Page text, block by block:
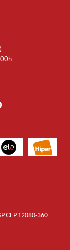
CEP 12080-360